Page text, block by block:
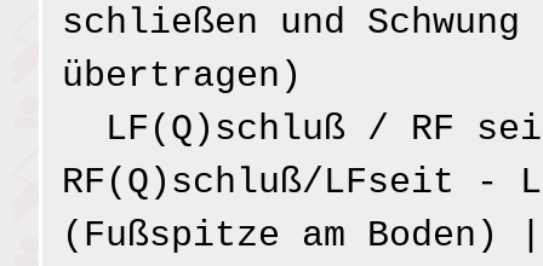
schließen und
übertragen)
LF(Q)schluß / RF
RF(Q)schluß/LFseit -
(Fußspitze am Boden) |